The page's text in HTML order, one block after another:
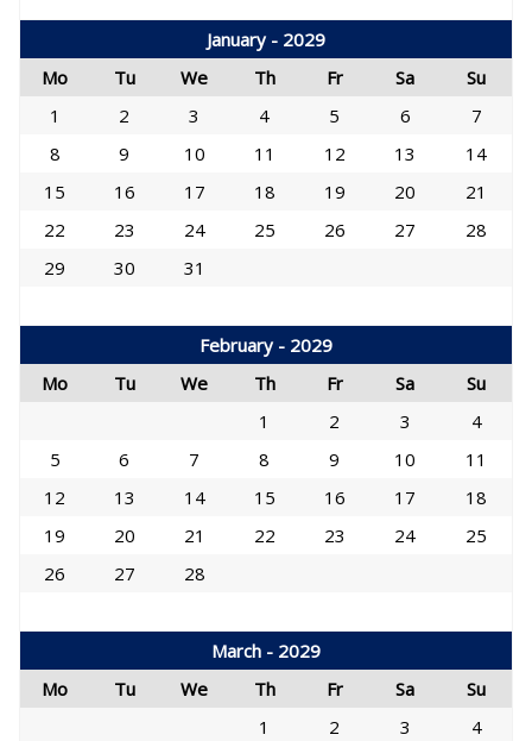
January - 2029
Mo
Tu We Th Fr Sa
Su
1
2 3 4 5 6
7
8
9 10 11 12 13
14
15
16 17 18 19 20
21
22
23 24 25 26 27
28
29
30 31
February - 2029
Mo
Tu We Th Fr Sa
Su
1
2 3
4
5
6 7 8 9 10
11
12
13 14 15 16 17
18
19
20 21 22 23 24
25
26
27 28
March - 2029
Mo
Tu We Th Fr Sa
Su
1
2 3
4